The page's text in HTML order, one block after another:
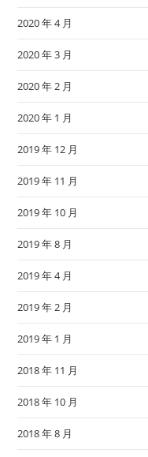
2020 年 4 月
2020 年 3 月
2020 年 2 月
2020 年 1 月
2019 年 12 月
2019 年 11 月
2019 年 10 月
2019 年 8 月
2019 年 4 月
2019 年 2 月
2019 年 1 月
2018 年 11 月
2018 年 10 月
2018 年 8 月